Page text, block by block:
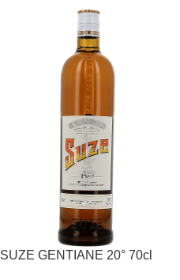
SUZE GENTIANE 20° 70cl